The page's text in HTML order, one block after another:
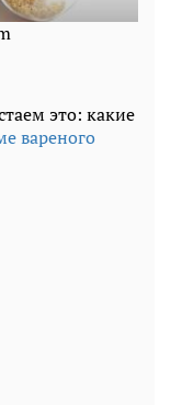
это: какие
вареного